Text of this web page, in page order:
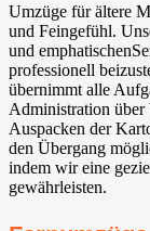
Umzüge für ältere
und Feingefühl.
und
professionell
übernimmt alle
Administration über
Auspacken der
den Übergang
indem wir eine
gewährleisten.